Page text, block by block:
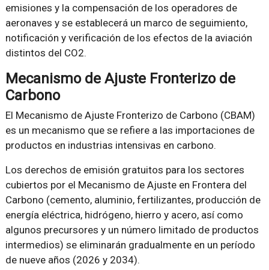
emisiones y la compensación de los operadores de
aeronaves y se establecerá un marco de seguimiento,
notificación y verificación de los efectos de la aviación
distintos del CO2.
Mecanismo de Ajuste Fronterizo de
Carbono
El Mecanismo de Ajuste Fronterizo de Carbono (CBAM)
es un mecanismo que se refiere a las importaciones de
productos en industrias intensivas en carbono.
Los derechos de emisión gratuitos para los sectores
cubiertos por el Mecanismo de Ajuste en Frontera del
Carbono (cemento, aluminio, fertilizantes, producción de
energía eléctrica, hidrógeno, hierro y acero, así como
algunos precursores y un número limitado de productos
intermedios) se eliminarán gradualmente en un período
de nueve años (2026 y 2034).